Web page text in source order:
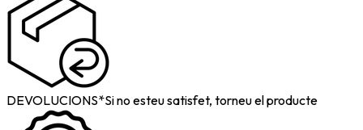
DEVOLUCIONS*Si no esteu satisfet, torneu el producte